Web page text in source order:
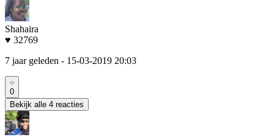
Shahaira
♥ 32769
7 jaar geleden - 15-03-2019 20:03
0
Bekijk alle 4 reacties